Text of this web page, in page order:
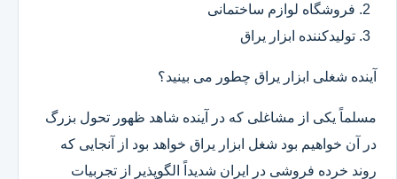
فروشگاه لوازم ساختمانی
تولیدکننده ابزار یراق
آینده شغلی ابزار یراق چطور می بینید؟
مسلماً یکی از مشاغلی که در آینده شاهد ظهور تحول بزرگ
در آن خواهیم بود شغل ابزار یراق خواهد بود از آنجایی که
روند خرده فروشی در ایران شدیداً الگوپذیر از تجربیات